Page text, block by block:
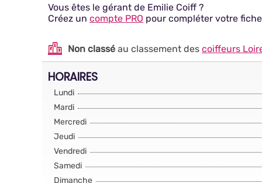
Vous êtes le gérant de Emilie Coiff ?
Créez un compte PRO pour compléter votre
Non classé au classement des coiffeurs
HORAIRES
Lundi
Mardi
Mercredi
Jeudi
Vendredi
Samedi
Dimanche